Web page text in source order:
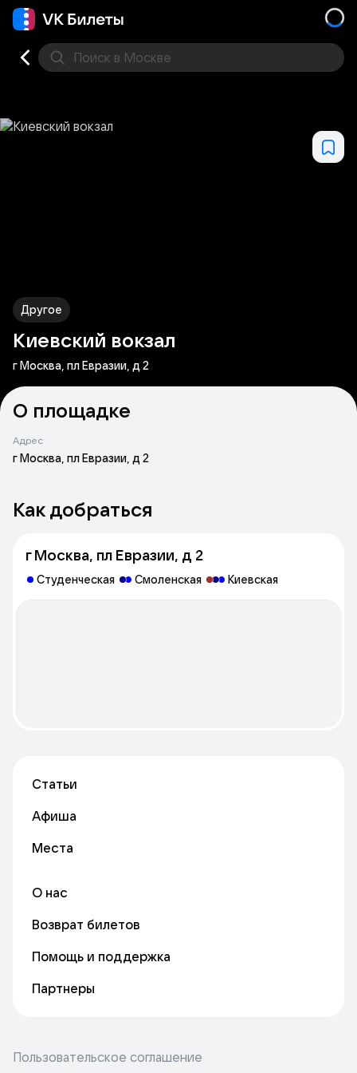
Поиск в Москве
Другое
Киевский вокзал
г Москва, пл Евразии, д 2
О площадке
Адрес
г Москва, пл Евразии, д 2
Как добраться
г Москва, пл Евразии, д 2
Студенческая Смоленская Киевская
Статьи
Афиша
Места
О нас
Возврат билетов
Помощь и поддержка
Партнеры
Пользовательское соглашение